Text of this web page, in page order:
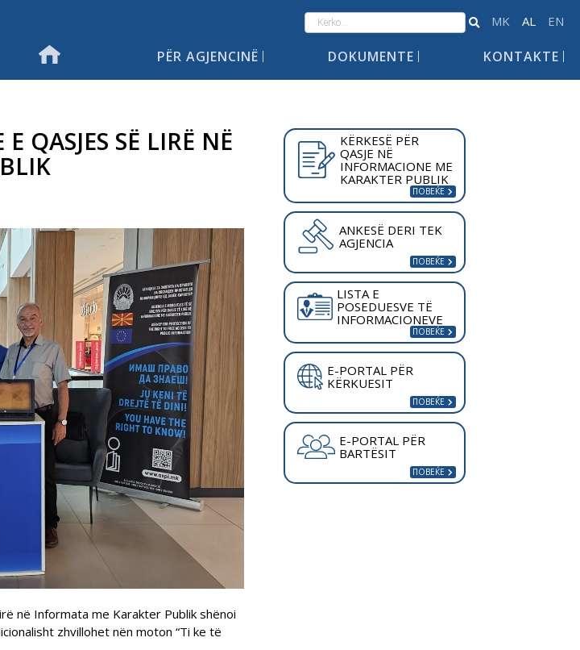
PËR AGJENCINË DOKUMENTE KONTAKTE
QASJES SË LIRË NË
në Informata me Karakter Publik shënoi
zhvillohet nën moton “Ti ke të
KËRKESË PËR
QASJE NË
INFORMACIONE ME
KARAKTER PUBLIK
ANKESË DERI TEK
AGJENCIA
LISTA E
POSEDUESVE TË
INFORMACIONEVE
E-PORTAL PËR
KËRKUESIT
E-PORTAL PËR
BARTËSIT